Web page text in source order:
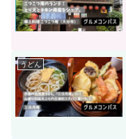
うどん